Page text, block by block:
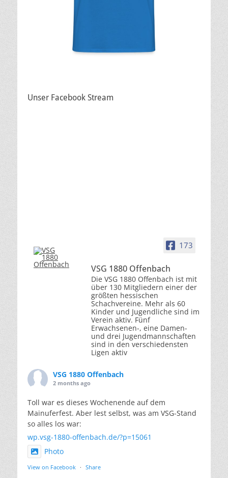
Unser Facebook Stream
173
VSG 1880 Offenbach
Die VSG 1880 Offenbach ist mit
über 130 Mitgliedern einer der
größten hessischen
Schachvereine. Mehr als 60
Kinder und Jugendliche sind im
Verein aktiv. Fünf
Erwachsenen-, eine Damen-
und drei Jugendmannschaften
sind in den verschiedensten
Ligen aktiv
VSG 1880 Offenbach
2 months ago
Toll war es dieses Wochenende auf dem
Mainuferfest. Aber lest selbst, was am VSG-Stand
so alles los war:
wp.vsg-1880-offenbach.de/?p=15061
Photo
View on Facebook · Share